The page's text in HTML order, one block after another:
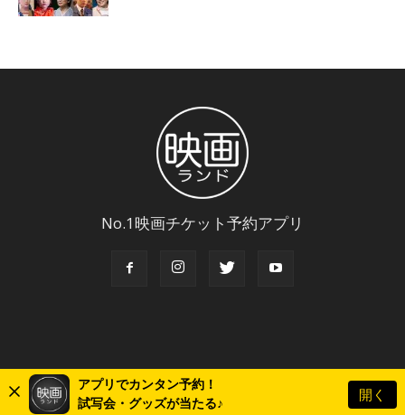
アプリでカンタン予約！
試写会・グッズが当たる♪
開く
No.1映画チケット予約アプリ
© Copyright 2018 Eigaland, inc. All Rights Reserved.